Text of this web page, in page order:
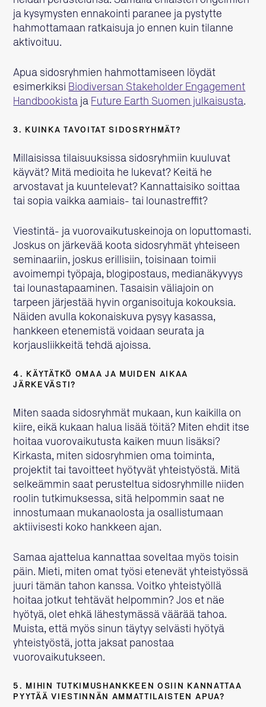
ja kysymysten ennakointi paranee ja pystytte
hahmottamaan ratkaisuja jo ennen kuin tilanne
aktivoituu.
Apua sidosryhmien hahmottamiseen löydät
esimerkiksi Biodiversan Stakeholder Engagement
Handbookista ja Future Earth Suomen julkaisusta.
3. KUINKA TAVOITAT SIDOSRYHMÄT?
Millaisissa tilaisuuksissa sidosryhmiin kuuluvat
käyvät? Mitä medioita he lukevat? Keitä he
arvostavat ja kuuntelevat? Kannattaisiko soittaa
tai sopia vaikka aamiais- tai lounastreffit?
Viestintä- ja vuorovaikutuskeinoja on loputtomasti.
Joskus on järkevää koota sidosryhmät yhteiseen
seminaariin, joskus erillisiin, toisinaan toimii
avoimempi työpaja, blogipostaus, medianäkyvyys
tai lounastapaaminen. Tasaisin väliajoin on
tarpeen järjestää hyvin organisoituja kokouksia.
Näiden avulla kokonaiskuva pysyy kasassa,
hankkeen etenemistä voidaan seurata ja
korjausliikkeitä tehdä ajoissa.
4. KÄYTÄTKÖ OMAA JA MUIDEN AIKAA
JÄRKEVÄSTI?
Miten saada sidosryhmät mukaan, kun kaikilla on
kiire, eikä kukaan halua lisää töitä? Miten ehdit itse
hoitaa vuorovaikutusta kaiken muun lisäksi?
Kirkasta, miten sidosryhmien oma toiminta,
projektit tai tavoitteet hyötyvät yhteistyöstä. Mitä
selkeämmin saat perusteltua sidosryhmille niiden
roolin tutkimuksessa, sitä helpommin saat ne
innostumaan mukanaolosta ja osallistumaan
aktiivisesti koko hankkeen ajan.
Samaa ajattelua kannattaa soveltaa myös toisin
päin. Mieti, miten omat työsi etenevät yhteistyössä
juuri tämän tahon kanssa. Voitko yhteistyöllä
hoitaa jotkut tehtävät helpommin? Jos et näe
hyötyä, olet ehkä lähestymässä väärää tahoa.
Muista, että myös sinun täytyy selvästi hyötyä
yhteistyöstä, jotta jaksat panostaa
vuorovaikutukseen.
5. MIHIN TUTKIMUSHANKKEEN OSIIN KANNATTAA
PYYTÄÄ VIESTINNÄN AMMATTILAISTEN APUA?